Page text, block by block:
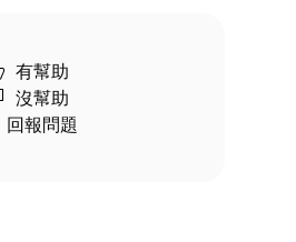
有幫助
沒幫助
回報問題